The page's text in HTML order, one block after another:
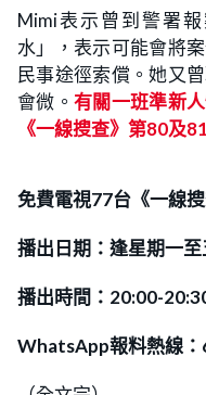
Mimi表示曾到警署
水」，表示可能會將
民事途徑索償。她又
會微。有關一班準新
《一線搜查》第80及
免費電視77台《一線搜
播出日期：逢星期一至
播出時間：20:00-
WhatsApp報料熱線